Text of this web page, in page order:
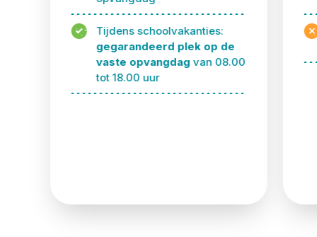
Tijdens schoolvakanties:
gegarandeerd plek op de
vaste opvangdag van 08.00
tot 18.00 uur